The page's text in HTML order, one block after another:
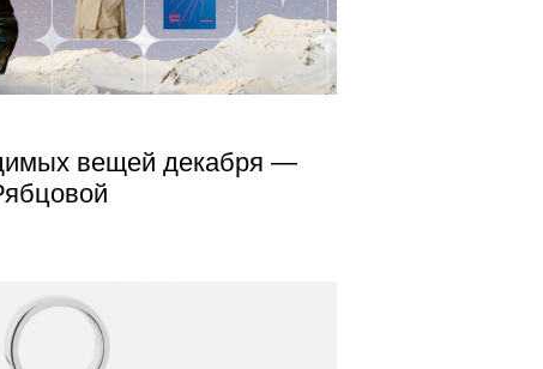
вещей декабря —